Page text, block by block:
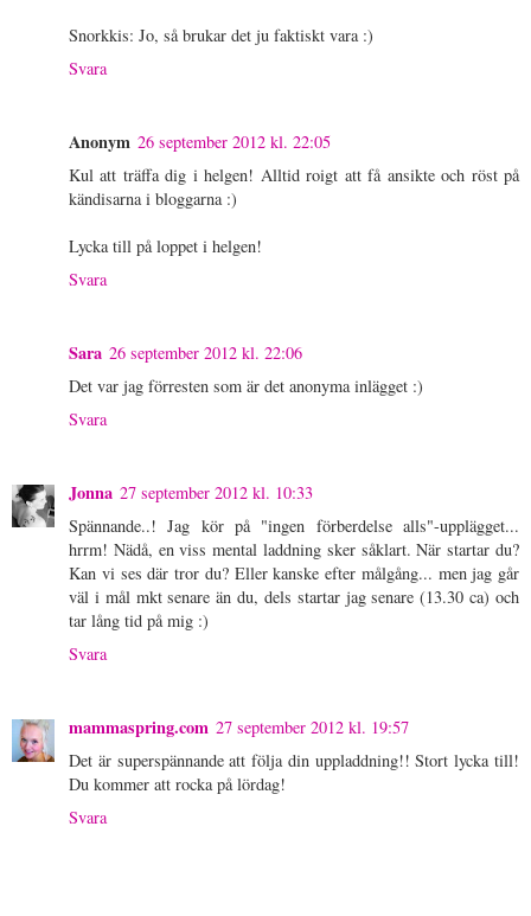
Snorkkis: Jo, så brukar det ju faktiskt vara :)
Svara
Anonym 26 september 2012 kl. 22:05
Kul att träffa dig i helgen! Alltid roigt att få ansikte och röst på
kändisarna i bloggarna :)
Lycka till på loppet i helgen!
Svara
Sara 26 september 2012 kl. 22:06
Det var jag förresten som är det anonyma inlägget :)
Svara
Jonna 27 september 2012 kl. 10:33
Spännande..! Jag kör på "ingen förberdelse alls"-upplägget...
hrrm! Nädå, en viss mental laddning sker såklart. När startar du?
Kan vi ses där tror du? Eller kanske efter målgång... men jag går
väl i mål mkt senare än du, dels startar jag senare (13.30 ca) och
tar lång tid på mig :)
Svara
mammaspring.com 27 september 2012 kl. 19:57
Det är superspännande att följa din uppladdning!! Stort lycka till!
Du kommer att rocka på lördag!
Svara